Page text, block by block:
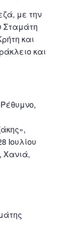
με την
Σταμάτη
και
και
Ιουλίου
Χανιά,